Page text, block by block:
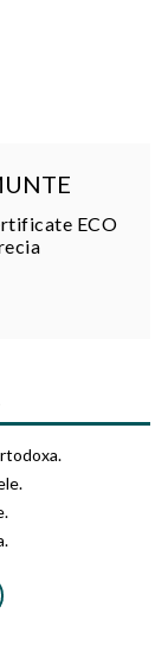
ECO